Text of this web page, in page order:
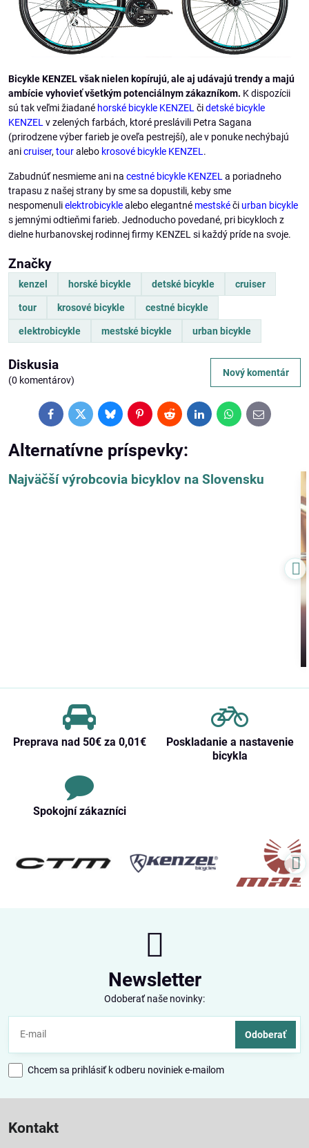
Bicykle KENZEL však nielen kopírujú, ale aj udávajú trendy a majú
ambície vyhovieť všetkým potenciálnym zákazníkom. K dispozícii
sú tak veľmi žiadané horské bicykle KENZEL čidetské bicykle
KENZEL v zelených farbách, ktoré preslávili Petra Sagana
(prirodzene výber farieb je oveľa pestrejší), ale v ponuke nechýbajú
anicruiser, touralebo krosové bicykle KENZEL .
Zabudnúť nesmieme ani na cestné bicykle KENZEL a poriadneho
trapasu z našej strany by sme sa dopustili, keby sme
nespomenulielektrobicyklealebo elegantné mestskéči urban bicykle
s jemnými odtieňmi farieb. Jednoducho povedané, pri bicykloch z
dielne hurbanovskej rodinnej firmy KENZEL si každý príde na svoje.
Značky
kenzel horské bicykle detské bicykle cruiser
tour krosové bicykle cestné bicykle
elektrobicykle mestské bicykle urban bicykle
Diskusia
(0 komentárov)
Nový komentár
FacebookTwitterBlueskyPinterestRedditLinkedInWhatsApp
E-
mail
Alternatívne príspevky:
Najväčší výrobcovia bicyklov na Slovensku
Preprava nad 50€ za 0,01€
Poskladanie a nastavenie
bicykla
Spokojní zákazníci
Newsletter
Odoberať naše novinky:
Odoberať
Chcem sa prihlásiť k odberu noviniek e-mailom
Kontakt